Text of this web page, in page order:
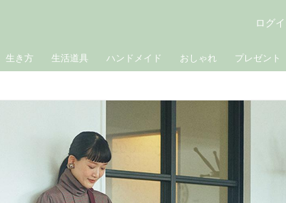
生き方 生活道具 ハンドメイド おしゃれ プレゼント
ログ